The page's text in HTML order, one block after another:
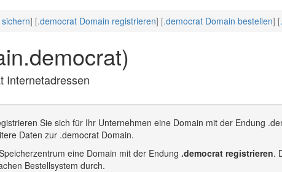
] [.democrat Domain registrieren] [.democrat Domain bestellen] [
Internetadressen
Sie sich für Ihr Unternehmen eine Domain mit der Endung
Daten zur .democrat Domain.
eine Domain mit der Endung .democrat registrieren.
Bestellsystem durch.